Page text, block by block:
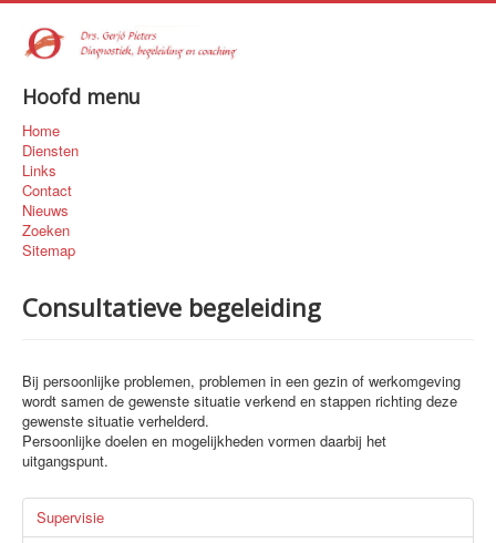
Hoofd menu
Home
Diensten
Links
Contact
Nieuws
Zoeken
Sitemap
Consultatieve begeleiding
Bij persoonlijke problemen, problemen in een gezin of werkomgeving
wordt samen de gewenste situatie verkend en stappen richting deze
gewenste situatie verhelderd.
Persoonlijke doelen en mogelijkheden vormen daarbij het
uitgangspunt.
Supervisie